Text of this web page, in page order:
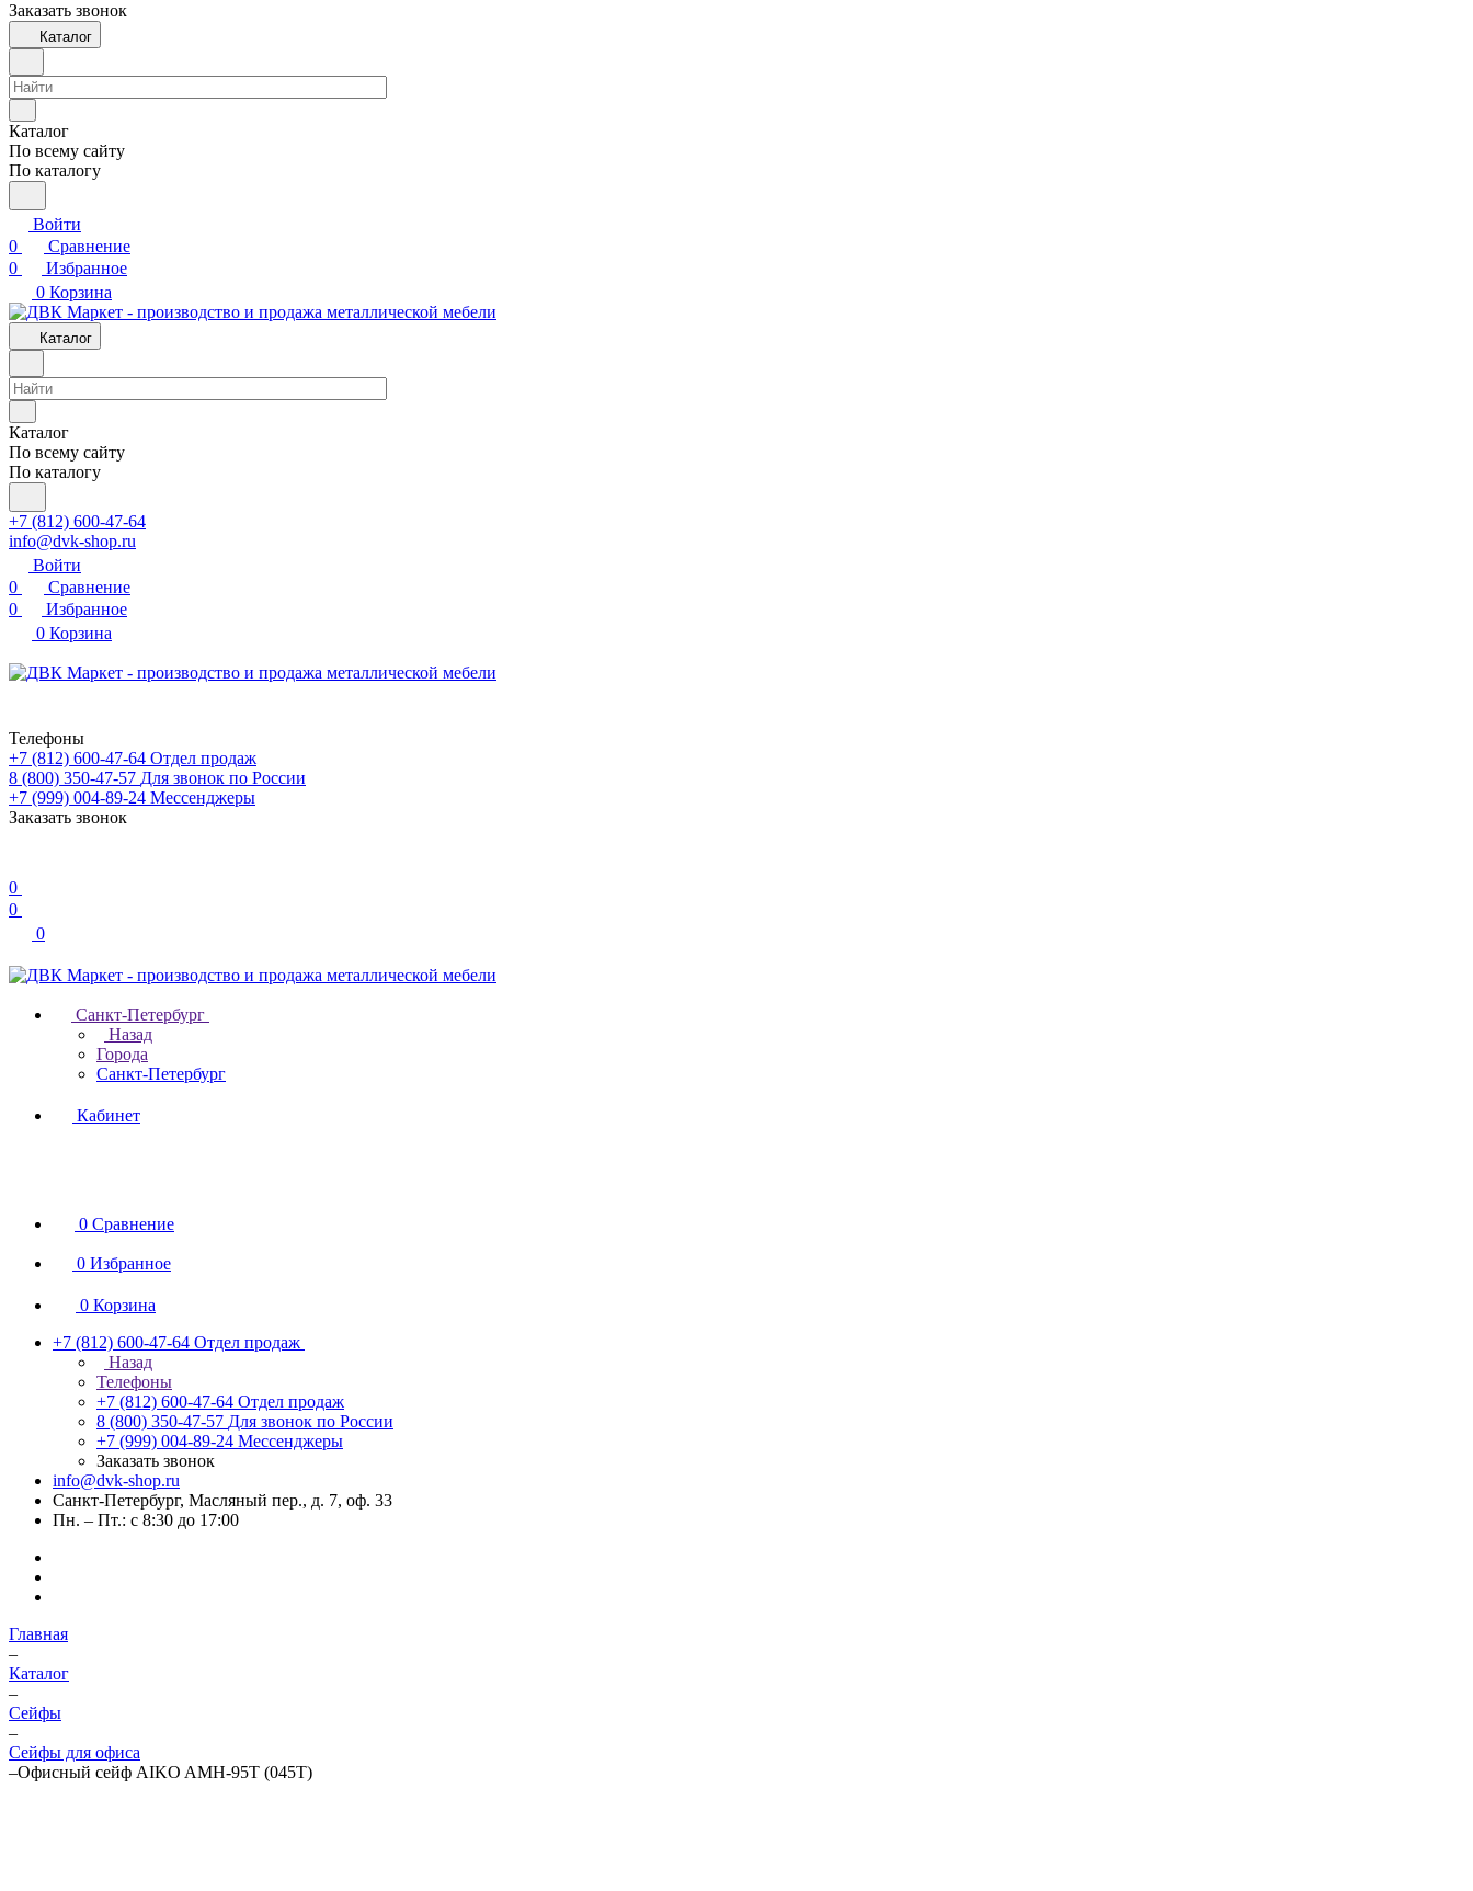
Заказать звонок
Каталог
Каталог
По всему сайту
По каталогу
Войти
0
Сравнение
0
Избранное
0 Корзина
Каталог
Каталог
По всему сайту
По каталогу
+7 (812) 600-47-64
info@dvk-shop.ru
Войти
0
Сравнение
0
Избранное
0 Корзина
Телефоны
+7 (812) 600-47-64 Отдел продаж
8 (800) 350-47-57 Для звонок по России
+7 (999) 004-89-24 Мессенджеры
Заказать звонок
0
0
0
Санкт-Петербург
Назад
Города
Санкт-Петербург
Кабинет
0 Сравнение
0 Избранное
0 Корзина
+7 (812) 600-47-64 Отдел продаж
Назад
Телефоны
+7 (812) 600-47-64 Отдел продаж
8 (800) 350-47-57 Для звонок по России
+7 (999) 004-89-24 Мессенджеры
Заказать звонок
info@dvk-shop.ru
Санкт-Петербург, Масляный пер., д. 7, оф. 33
Пн. – Пт.: с 8:30 до 17:00
Главная
–
Каталог
–
Cейфы
–
Cейфы для офиса
–Офисный сейф AIKO AMH-95T (045T)